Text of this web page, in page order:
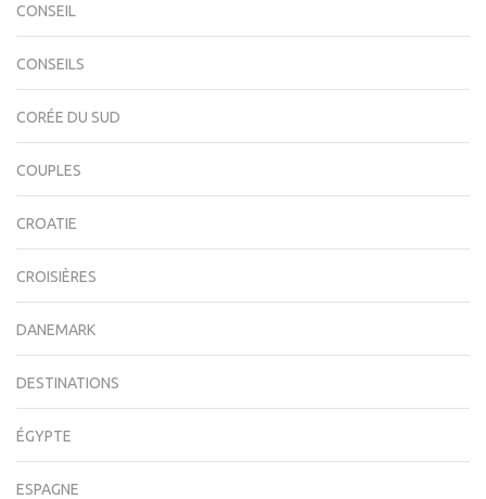
CONSEIL
CONSEILS
CORÉE DU SUD
COUPLES
CROATIE
CROISIÈRES
DANEMARK
DESTINATIONS
ÉGYPTE
ESPAGNE